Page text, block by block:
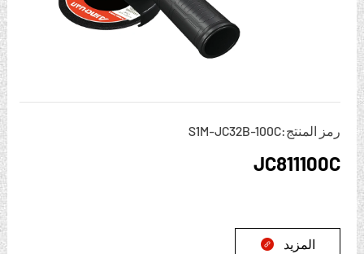
رمز المنتج:S1M-JC32B-100C
JC811100C
المزيد 